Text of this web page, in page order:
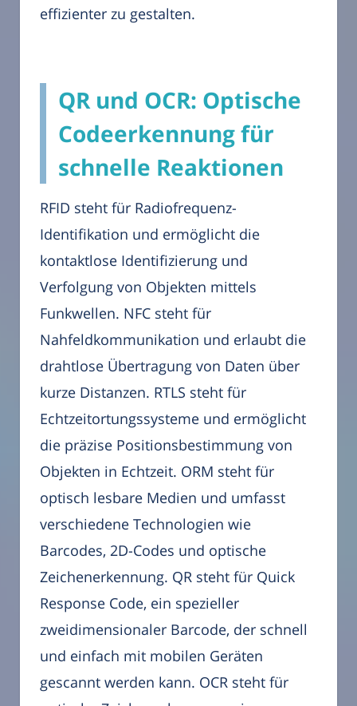
effizienter zu gestalten.
QR und OCR: Optische
Codeerkennung für
schnelle Reaktionen
RFID steht für Radiofrequenz-
Identifikation und ermöglicht die
kontaktlose Identifizierung und
Verfolgung von Objekten mittels
Funkwellen. NFC steht für
Nahfeldkommunikation und erlaubt die
drahtlose Übertragung von Daten über
kurze Distanzen. RTLS steht für
Echtzeitortungssysteme und ermöglicht
die präzise Positionsbestimmung von
Objekten in Echtzeit. ORM steht für
optisch lesbare Medien und umfasst
verschiedene Technologien wie
Barcodes, 2D-Codes und optische
Zeichenerkennung. QR steht für Quick
Response Code, ein spezieller
zweidimensionaler Barcode, der schnell
und einfach mit mobilen Geräten
gescannt werden kann. OCR steht für